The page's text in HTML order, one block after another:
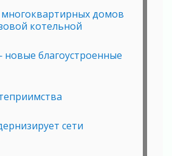
домов
котельной
благоустроенные
сети